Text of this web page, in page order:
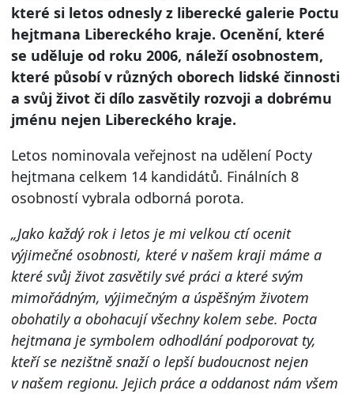
které si letos odnesly z liberecké galerie Poctu
hejtmana Libereckého kraje. Ocenění, které
se uděluje od roku 2006, náleží osobnostem,
které působí v různých oborech lidské činnosti
a svůj život či dílo zasvětily rozvoji a dobrému
jménu nejen Libereckého kraje.
Letos nominovala veřejnost na udělení Pocty
hejtmana celkem 14 kandidátů. Finálních 8
osobností vybrala odborná porota.
„Jako každý rok i letos je mi velkou ctí ocenit
výjimečné osobnosti, které v našem kraji máme a
které svůj život zasvětily své práci a které svým
mimořádným, výjimečným a úspěšným životem
obohatily a obohacují všechny kolem sebe. Pocta
hejtmana je symbolem odhodlání podporovat ty,
kteří se nezištně snaží o lepší budoucnost nejen
v našem regionu. Jejich práce a oddanost nám všem